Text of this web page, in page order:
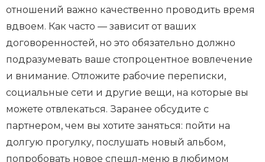
отношений важно качественно проводить время
вдвоем. Как часто — зависит от ваших
договоренностей, но это обязательно должно
подразумевать ваше стопроцентное вовлечение
и внимание. Отложите рабочие переписки,
социальные сети и другие вещи, на которые вы
можете отвлекаться. Заранее обсудите с
партнером, чем вы хотите заняться: пойти на
долгую прогулку, послушать новый альбом,
попробовать новое спешл-меню в любимом